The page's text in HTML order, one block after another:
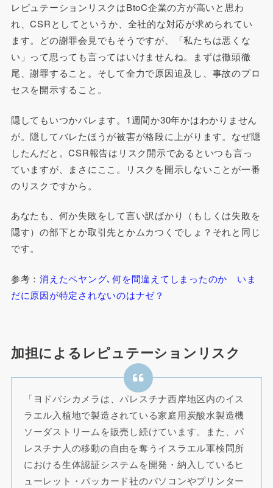
レピュテーションリスクはBtoC企業の方が高いと思わ
れ、CSRとしてというか、全社的な対応が求められてい
ます。どの謝罪会見でもそうですが、「私たちは悪くな
い」って思っても言ってはいけませんね。まずは徹頭徹
尾、謝罪すること。そして全力で原因追及し、事故のプロ
セスを開示すること。
隠してもいつかバレます。1週間か30年かはわかりません
が。隠してバレたほうが被害が格段に上がります。なぜ隠
したんだと。CSR報告はリスク開示であるといつも言っ
ていますが、まさにここ。リスクを開示しないことが一番
のリスクですから。
あなたも、何か失敗をして言い訳ばかり（もしくは失敗を
隠す）の部下とか取引先とかムカつくでしょ？それと同じ
です。
参考：消えたペヤング､何を間違えてしまったのか いま
だに原因が特定されないのはナゼ？
加担によるレピュテーションリスク
「ヨドバシカメラは、パレスチナ西岸地区内のイス
ラエル入植地で製造されている家庭用炭酸水製造機
ソーダストリームを販売し続けています。また、パ
レスチナ人の移動の自由を奪うイスラエル軍検問所
における生体認証システムを開発・納入しているヒ
ューレット・パッカード社のパソコンやプリンター